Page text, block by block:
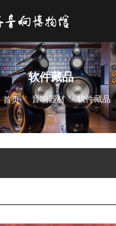
软件藏品
首页 音响器材 软件藏品